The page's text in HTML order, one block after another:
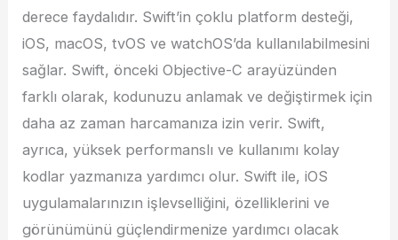
derece faydalıdır. Swift’in çoklu platform desteği,
iOS, macOS, tvOS ve watchOS’da kullanılabilmesini
sağlar. Swift, önceki Objective-C arayüzünden
farklı olarak, kodunuzu anlamak ve değiştirmek için
daha az zaman harcamanıza izin verir. Swift,
ayrıca, yüksek performanslı ve kullanımı kolay
kodlar yazmanıza yardımcı olur. Swift ile, iOS
uygulamalarınızın işlevselliğini, özelliklerini ve
görünümünü güçlendirmenize yardımcı olacak